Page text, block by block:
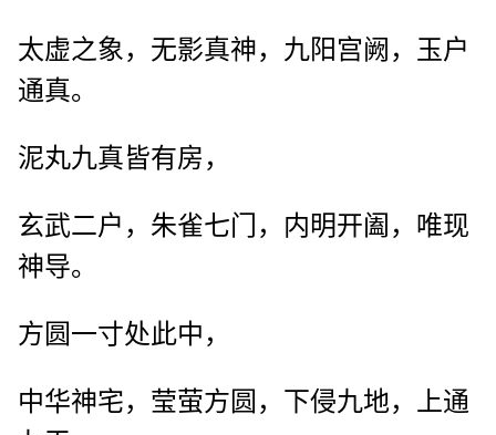
太虚之象，无影真神，九阳宫阙，玉户
通真。
泥丸九真皆有房，
玄武二户，朱雀七门，内明开阖，唯现
神导。
方圆一寸处此中，
中华神宅，莹萤方圆，下侵九地，上通